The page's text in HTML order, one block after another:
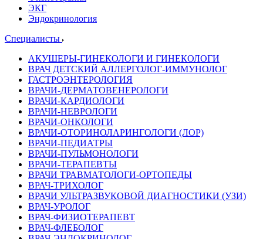
ЭКГ
Эндокринология
Специалисты
АКУШЕРЫ-ГИНЕКОЛОГИ И ГИНЕКОЛОГИ
ВРАЧ ДЕТСКИЙ АЛЛЕРГОЛОГ-ИММУНОЛОГ
ГАСТРОЭНТЕРОЛОГИЯ
ВРАЧИ-ДЕРМАТОВЕНЕРОЛОГИ
ВРАЧИ-КАРДИОЛОГИ
ВРАЧИ-НЕВРОЛОГИ
ВРАЧИ-ОНКОЛОГИ
ВРАЧИ-ОТОРИНОЛАРИНГОЛОГИ (ЛОР)
ВРАЧИ-ПЕДИАТРЫ
ВРАЧИ-ПУЛЬМОНОЛОГИ
ВРАЧИ-ТЕРАПЕВТЫ
ВРАЧИ ТРАВМАТОЛОГИ-ОРТОПЕДЫ
ВРАЧ-ТРИХОЛОГ
ВРАЧИ УЛЬТРАЗВУКОВОЙ ДИАГНОСТИКИ (УЗИ)
ВРАЧ-УРОЛОГ
ВРАЧ-ФИЗИОТЕРАПЕВТ
ВРАЧ-ФЛЕБОЛОГ